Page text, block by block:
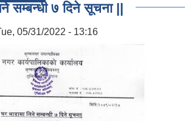
सम्बन्धी ७ दिने सूचना ||
05/31/2022 - 13:16